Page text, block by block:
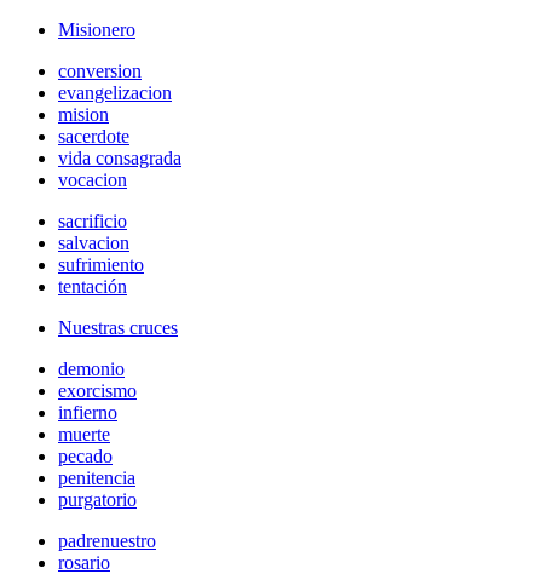
Misionero
conversion
evangelizacion
mision
sacerdote
vida consagrada
vocacion
sacrificio
salvacion
sufrimiento
tentación
Nuestras cruces
demonio
exorcismo
infierno
muerte
pecado
penitencia
purgatorio
padrenuestro
rosario